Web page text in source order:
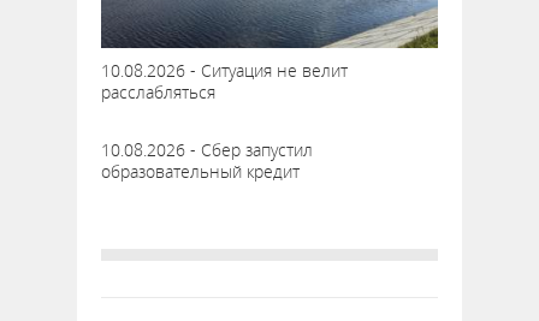
10.08.2026 - Ситуация не велит
расслабляться
10.08.2026 - Сбер запустил
образовательный кредит